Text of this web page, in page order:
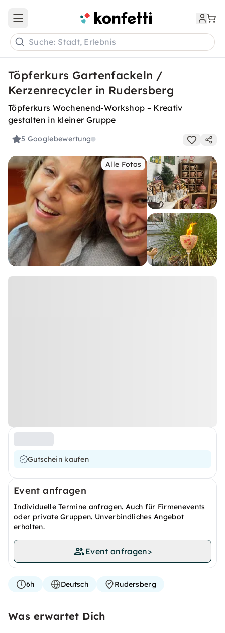
Open main menu
Suche: Stadt, Erlebnis
Töpferkurs Gartenfackeln /
Kerzenrecycler in Rudersberg
Töpferkurs Wochenend-Workshop – Kreativ
gestalten in kleiner Gruppe
5 Googlebewertung
Alle Fotos
Gutschein kaufen
Event anfragen
Individuelle Termine anfragen. Auch für Firmenevents
oder private Gruppen. Unverbindliches Angebot
erhalten.
Event anfragen>
6h Deutsch Rudersberg
Was erwartet Dich